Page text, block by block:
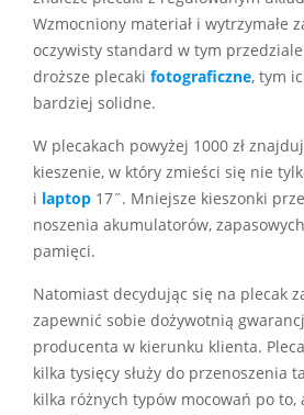
Wzmocniony materiał i wytrzymałe
oczywisty standard w tym
droższe plecaki fotograficzne, tym
bardziej solidne.
W plecakach powyżej 1000 zł
kieszenie, w który zmieści się nie
i laptop 17˝. Mniejsze kieszonki
noszenia akumulatorów,
pamięci.
Natomiast decydując się na plecak
zapewnić sobie dożywotnią
producenta w kierunku klienta.
kilka tysięcy służy do przenoszenia
kilka różnych typów mocowań po to,